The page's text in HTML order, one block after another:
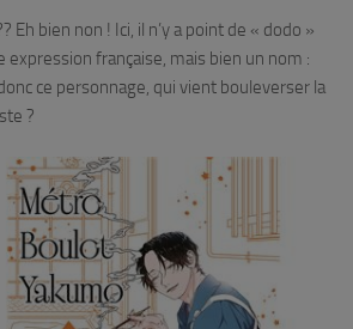
Eh bien non ! Ici, il n’y a point de « dodo »
expression française, mais bien un nom :
ce personnage, qui vient bouleverser la
?